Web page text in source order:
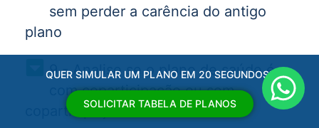
sem perder a carência do antigo
plano
9 - Analise se o plano de saúde é
com coparticipação ou sem
coparticipação
QUER SIMULAR UM PLANO EM 20 SEGUNDOS?
SOLICITAR TABELA DE PLANOS